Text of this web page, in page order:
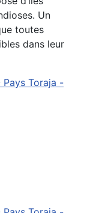
Un
toutes
dans leur
Toraja -